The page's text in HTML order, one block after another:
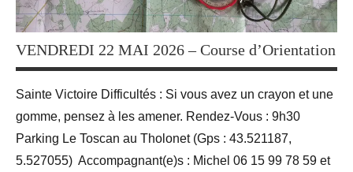
VENDREDI 22 MAI 2026 – Course d’Orientation
Sainte Victoire Difficultés : Si vous avez un crayon et une
gomme, pensez à les amener. Rendez-Vous : 9h30
Parking Le Toscan au Tholonet (Gps : 43.521187,
5.527055) Accompagnant(e)s : Michel 06 15 99 78 59 et